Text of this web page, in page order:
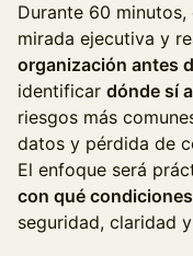
Durante 60
mirada ejecutiva y
organización antes
identificar dónde sí
riesgos más
datos y pérdida de
El enfoque será
con qué
seguridad, claridad